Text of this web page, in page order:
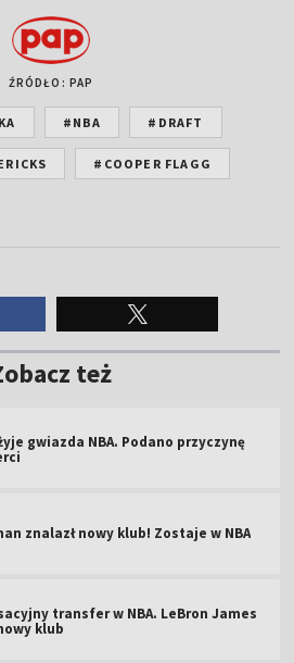
ŹRÓDŁO: PAP
#NBA #DRAFT
#COOPER FLAGG
też
gwiazda NBA. Podano przyczynę
znalazł nowy klub! Zostaje w NBA
transfer w NBA. LeBron James
klub